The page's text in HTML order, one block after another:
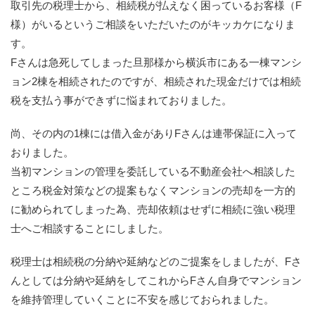
取引先の税理士から、相続税が払えなく困っているお客様（F
様）がいるというご相談をいただいたのがキッカケになりま
す。
Fさんは急死してしまった旦那様から横浜市にある一棟マンシ
ョン2棟を相続されたのですが、相続された現金だけでは相続
税を支払う事ができずに悩まれておりました。
尚、その内の1棟には借入金があり Fさんは連帯保証に入って
おりました。
当初マンションの管理を委託している不動産会社へ相談した
ところ税金対策などの提案もなくマンションの売却を一方的
に勧められてしまった為、売却依頼はせずに相続に強い税理
士へご相談することにしました。
税理士は相続税の分納や延納などのご提案をしましたが、 Fさ
んとしては分納や延納をしてこれからFさん自身でマンション
を維持管理していくことに不安を感じておられました。